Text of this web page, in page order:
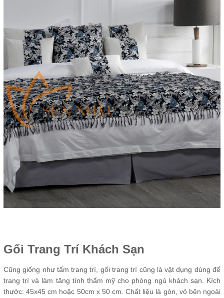
Gối Trang Trí Khách Sạn
Cũng giống như tấm trang trí, gối trang trí cũng là vật dụng dùng để
trang trí và làm tăng tính thẩm mỹ cho phòng ngủ khách sạn. Kích
thước: 45x45 cm hoặc 50cm x 50 cm. Chất liệu là gòn, vỏ bên ngoài